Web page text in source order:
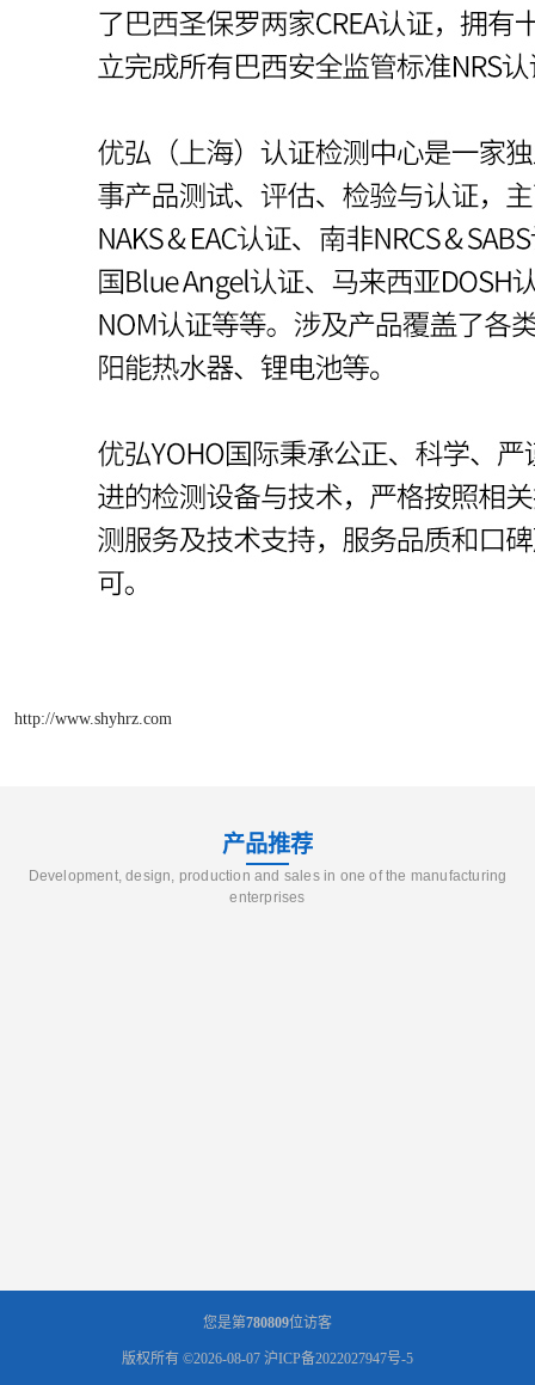
http://www.shyhrz.com
产品推荐
Development, design, production and sales in one of the manufacturing
enterprises
您是第780809位访客
版权所有 ©2026-08-07 沪ICP备2022027947号-5